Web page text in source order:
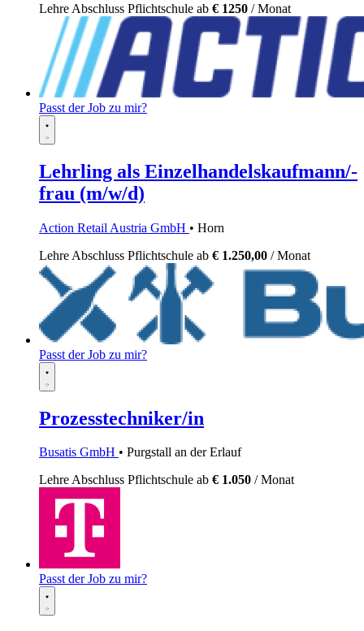
Lehre Abschluss Pflichtschule ab € 1250 / Monat
Passt der Job zu mir?
Lehrling als Einzelhandelskaufmann/-
frau (m/w/d)
Action Retail Austria GmbH • Horn
Lehre Abschluss Pflichtschule ab € 1.250,00 / Monat
Passt der Job zu mir?
Prozesstechniker/in
Busatis GmbH • Purgstall an der Erlauf
LehreAbschluss Pflichtschule ab € 1.050 / Monat
Passt der Job zu mir?